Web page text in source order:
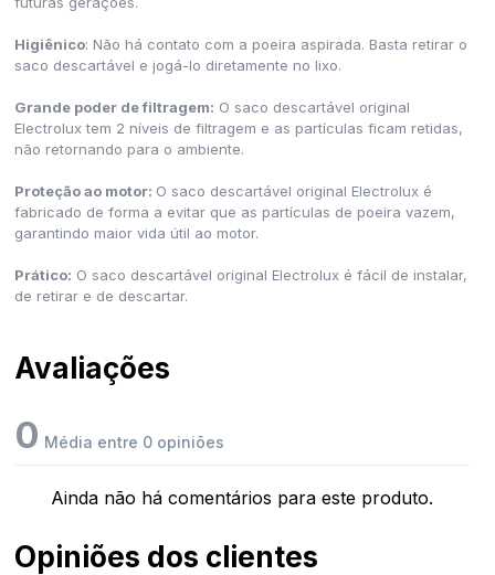
Higiênico: Não há contato com a poeira aspirada. Basta retirar o
saco descartável e jogá-lo diretamente no lixo.
Grande poder de filtragem: O saco descartável original
Electrolux tem 2 níveis de filtragem e as partículas ficam retidas,
não retornando para o ambiente.
Proteção ao motor: O saco descartável original Electrolux é
fabricado de forma a evitar que as partículas de poeira vazem,
garantindo maior vida útil ao motor.
Prático: O saco descartável original Electrolux é fácil de instalar,
de retirar e de descartar.
Avaliações
0 Média entre 0 opiniões
Ainda não há comentários para este produto.
Opiniões dos clientes